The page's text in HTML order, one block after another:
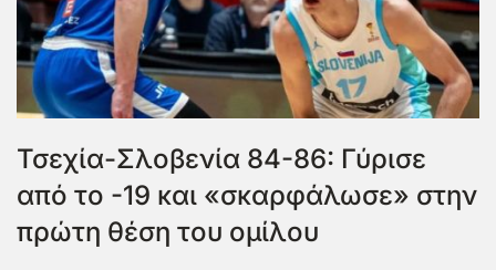
Τσεχία-Σλοβενία 84-86: Γύρισε
από το -19 και «σκαρφάλωσε» στην
πρώτη θέση του ομίλου